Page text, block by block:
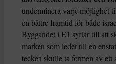
underminera varje möjlighet
en bättre framtid för både
Byggandet i E1 syftar till att
marken som leder till en
tecken skulle ta formen av